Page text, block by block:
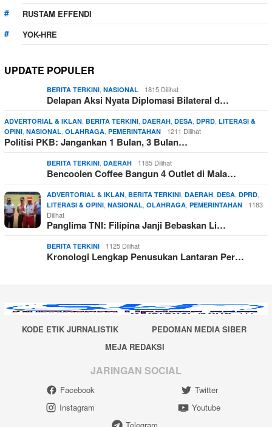
RUSTAM EFFENDI
YOK-HRE
UPDATE POPULER
BERITA TERKINI, NASIONAL 1815 Dilihat
Delapan Aksi Nyata Diplomasi Bilateral d…
ADVERTORIAL & IKLAN, BERITA TERKINI, DAERAH, DESA, DPRD, LITERASI &
OPINI, NASIONAL, OLAHRAGA, PEMERINTAHAN 1211 Dilihat
Politisi PKB: Jangankan 1 Bulan, 3 Bulan…
BERITA TERKINI, DAERAH 1185 Dilihat
Bencoolen Coffee Bangun 4 Outlet di Mala…
ADVERTORIAL & IKLAN, BERITA TERKINI, DAERAH, DESA, DPRD,
LITERASI & OPINI, NASIONAL, OLAHRAGA, PEMERINTAHAN
1183
Dilihat
Panglima TNI: Filipina Janji Bebaskan Li…
BERITA TERKINI 1125 Dilihat
Kronologi Lengkap Penusukan Lantaran Per…
KODE ETIK JURNALISTIK
PEDOMAN MEDIA SIBER
MEJA REDAKSI
JARINGAN SOCIAL
Facebook
Twitter
Instagram
Youtube